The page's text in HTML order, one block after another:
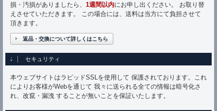
損・汚損がありましたら、 1週間以内にお申し出ください。 お取り替
えさせていただきます。 この場合には、送料は当方にて負担させて
頂きます。
返品・交換について詳しくはこちら
セキュリティ
本ウェブサイトはラピッドSSLを使用して 保護されております。これ
によりお客様がWebを通じて 我々に送られる全ての情報は暗号化さ
れ、改竄・漏洩 することが無いことを保証いたします。